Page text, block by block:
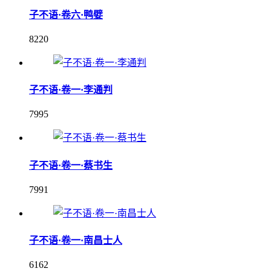
子不语·卷六·鸭嬖
8220
子不语·卷一·李通判
7995
子不语·卷一·蔡书生
7991
子不语·卷一·南昌士人
6162